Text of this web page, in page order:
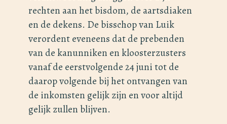
rechten aan het bisdom, de aartsdiaken
en de dekens. De bisschop van Luik
verordent eveneens dat de prebenden
van de kanunniken en kloosterzusters
vanaf de eerstvolgende 24 juni tot de
daarop volgende bij het ontvangen van
de inkomsten gelijk zijn en voor altijd
gelijk zullen blijven.